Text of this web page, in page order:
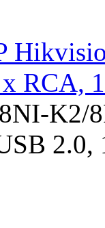
RCA,
K2/
2.0,